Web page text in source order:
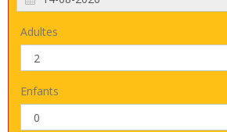
Adultes
Enfants